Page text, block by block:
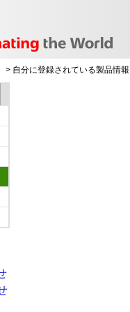
> 自分に登録されている製品情